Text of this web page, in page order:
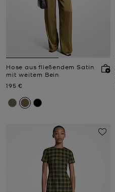
Hose aus fließendem Satin
mit weitem Bein
Jetzt
195 €